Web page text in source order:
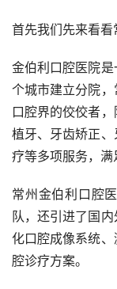
首先我们先来看看
金伯利口腔医院
个城市建立分院
口腔界的佼佼者
植牙、牙齿矫正
疗等多项服务，满
常州金伯利口腔
队，还引进了国
化口腔成像系统
腔诊疗方案。